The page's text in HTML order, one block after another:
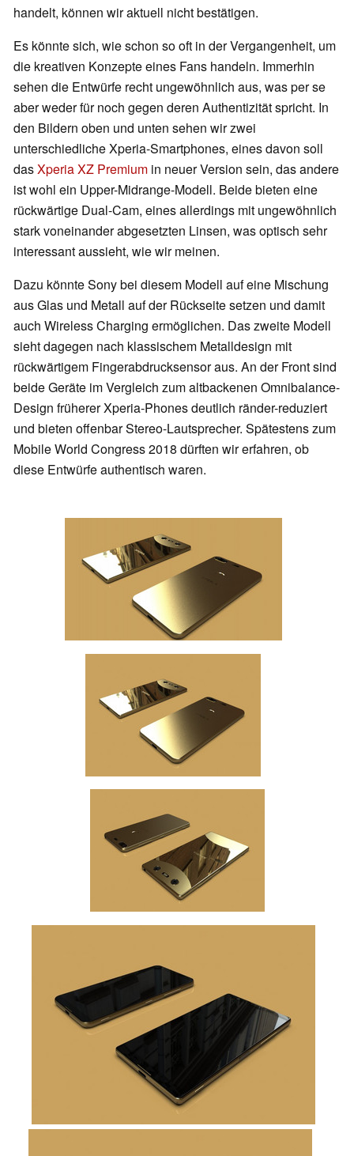
handelt, können wir aktuell nicht bestätigen.
Es könnte sich, wie schon so oft in der Vergangenheit, um
die kreativen Konzepte eines Fans handeln. Immerhin
sehen die Entwürfe recht ungewöhnlich aus, was per se
aber weder für noch gegen deren Authentizität spricht. In
den Bildern oben und unten sehen wir zwei
unterschiedliche Xperia-Smartphones, eines davon soll
dasXperia XZ Premium in neuer Version sein, das andere
ist wohl ein Upper-Midrange-Modell. Beide bieten eine
rückwärtige Dual-Cam, eines allerdings mit ungewöhnlich
stark voneinander abgesetzten Linsen, was optisch sehr
interessant aussieht, wie wir meinen.
Dazu könnte Sony bei diesem Modell auf eine Mischung
aus Glas und Metall auf der Rückseite setzen und damit
auch Wireless Charging ermöglichen. Das zweite Modell
sieht dagegen nach klassischem Metalldesign mit
rückwärtigem Fingerabdrucksensor aus. An der Front sind
beide Geräte im Vergleich zum altbackenen Omnibalance-
Design früherer Xperia-Phones deutlich ränder-reduziert
und bieten offenbar Stereo-Lautsprecher. Spätestens zum
Mobile World Congress 2018 dürften wir erfahren, ob
diese Entwürfe authentisch waren.